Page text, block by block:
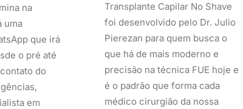
na
uma
que irá
o pré até
do
em
Transplante Capilar No Shave
foi desenvolvido pelo Dr. Julio
Pierezan para quem busca o
que há de mais moderno e
precisão na técnica FUE hoje e
é o padrão que forma cada
médico cirurgião da nossa